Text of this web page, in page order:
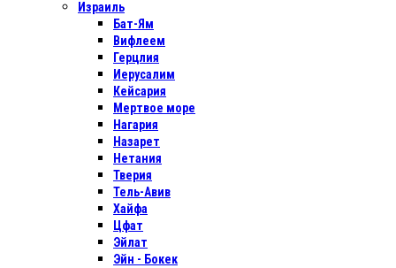
Израиль
Бат-Ям
Вифлеем
Герцлия
Иерусалим
Кейсария
Мертвое море
Нагария
Назарет
Нетания
Тверия
Тель-Авив
Хайфа
Цфат
Эйлат
Эйн - Бокек